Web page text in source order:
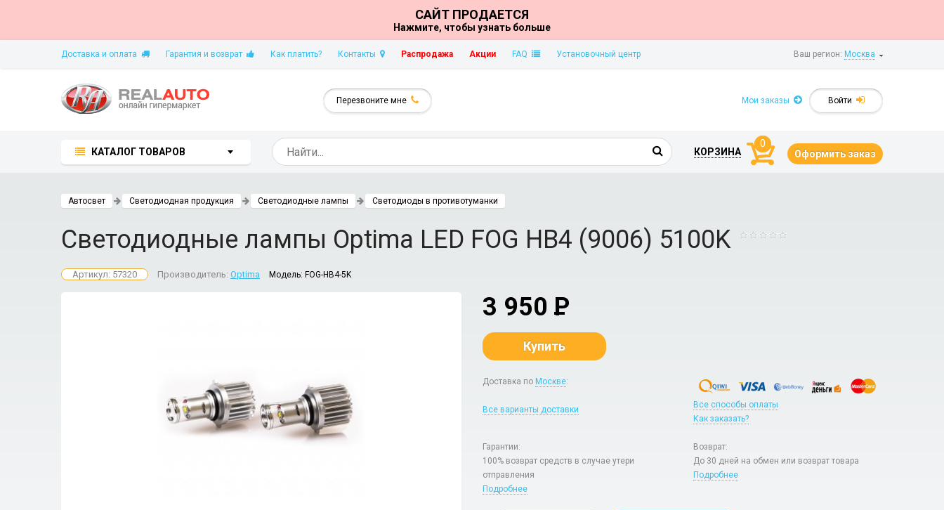
САЙТ ПРОДАЕТСЯ
Нажмите, чтобы узнать больше
Ваш регион: Москва
Доставка и оплата Гарантия и возврат Как платить? Контакты Распродажа Акции FAQ Установочный центр
Перезвоните мне Войти
Мои заказы
КАТАЛОГ ТОВАРОВ КОРЗИНА
0
Оформить заказ
Автосвет Светодиодная продукция Светодиодные лампы Светодиоды в противотуманки
Светодиодные лампы Optima LED FOG HB4 (9006) 5100K
Артикул: 57320 Производитель: Optima Модель: FOG-HB4-5K
3 950 P
Купить
Доставка по Москве:
Все варианты доставки
Все способы оплаты
Как заказать?
Гарантии:
100% возврат средств в случае утери
отправления
Подробнее
Возврат:
До 30 дней на обмен или возврат товара
Подробнее